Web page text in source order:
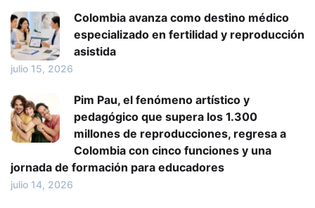
Colombia avanza como destino médico
especializado en fertilidad y reproducción
asistida
julio 15, 2026
Pim Pau, el fenómeno artístico y
pedagógico que supera los 1.300
millones de reproducciones, regresa a
Colombia con cinco funciones y una
jornada de formación para educadores
julio 14, 2026